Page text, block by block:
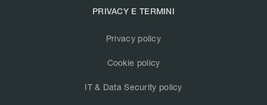
PRIVACY E TERMINI
Privacy policy
Cookie policy
IT & Data Security policy